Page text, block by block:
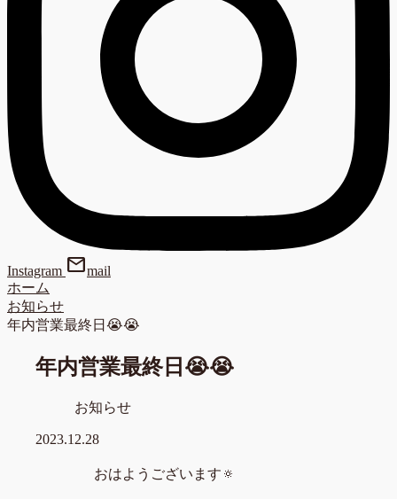
Instagram mailmail
ホーム
お知らせ
年内営業最終日😭😭
年内営業最終日😭😭
お知らせ
2023.12.28
おはようございます🔅